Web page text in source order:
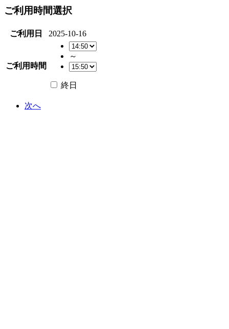
ご利用時間選択
ご利用日 2025-10-16
ご利用時間
～
終日
次へ